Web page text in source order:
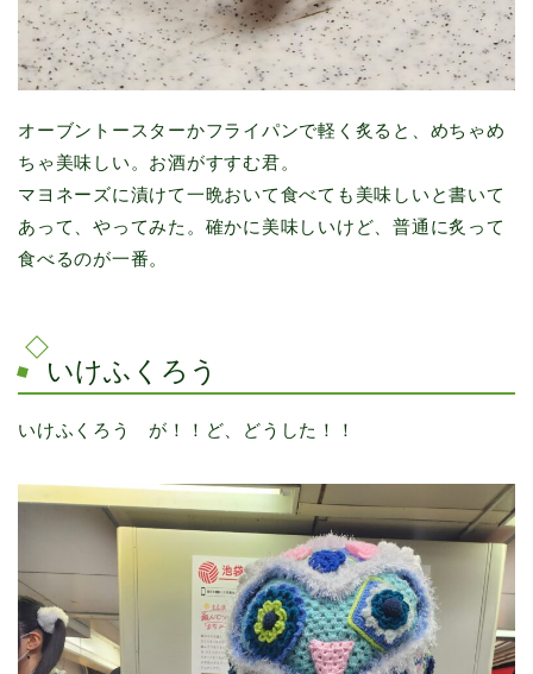
オーブントースターかフライパンで軽く炙ると、めちゃめ
ちゃ美味しい。お酒がすすむ君。
マヨネーズに漬けて一晩おいて食べても美味しいと書いて
あって、やってみた。確かに美味しいけど、普通に炙って
食べるのが一番。
いけふくろう
いけふくろう が！！ど、どうした！！